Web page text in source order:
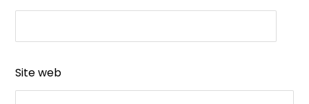
Site web